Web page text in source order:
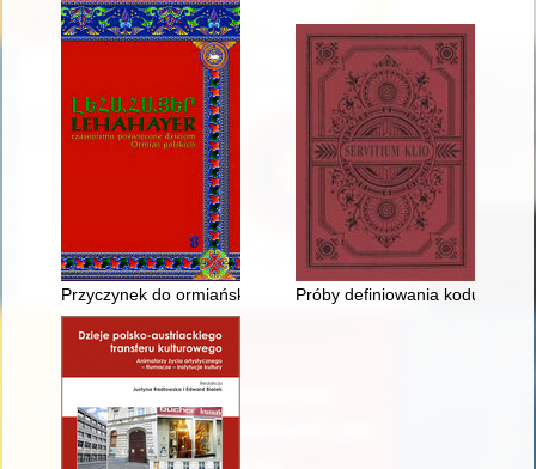
Przyczynek do ormiańsko-polskiego rodowodu Ajwazowskich
Próby definiowania kodu